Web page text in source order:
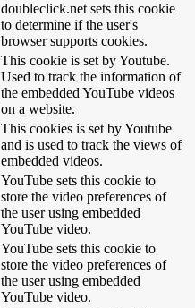
doubleclick.net sets this cookie
to determine if the user's
browser supports cookies.
This cookie is set by Youtube.
Used to track the information of
the embedded YouTube videos
on a website.
This cookies is set by Youtube
and is used to track the views of
embedded videos.
YouTube sets this cookie to
store the video preferences of
the user using embedded
YouTube video.
YouTube sets this cookie to
store the video preferences of
the user using embedded
YouTube video.